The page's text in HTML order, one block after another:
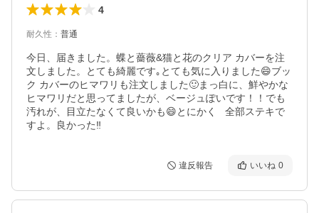
4
耐久性 ： 普通
今日、届きました。蝶と薔薇&猫と花のクリア カバーを注
文しました。とても綺麗です｡とても気に入りました😄ブッ
ク カバーのヒマワリも注文しました🙂まっ白に、鮮やかな
ヒマワリだと思ってましたが、ベージュぽいです！！でも
汚れが、目立たなくて良いかも😄とにかく   全部ステキで
すよ。良かった‼️
違反報告 いいね 0